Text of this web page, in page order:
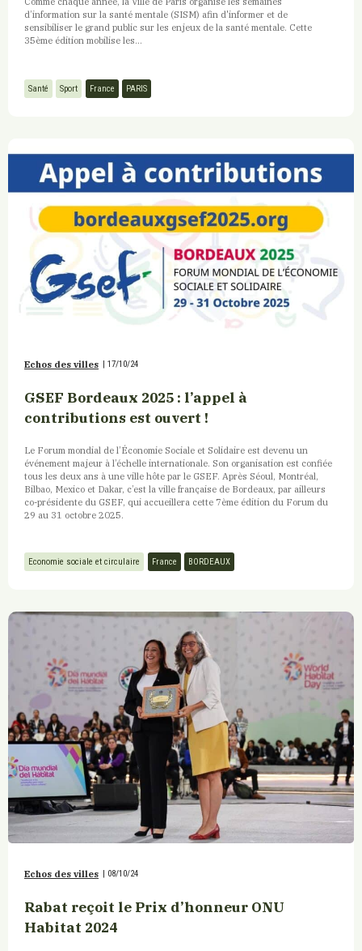
d’information sur la santé mentale (SISM) afin d'informer et de
sensibiliser le grand public sur les enjeux de la santé mentale. Cette
35ème édition mobilise les...
Santé Sport France PARIS
Echos des villes | 17/10/24
GSEF Bordeaux 2025 : l’appel à
contributions est ouvert !
Le Forum mondial de l’Économie Sociale et Solidaire est devenu un
événement majeur à l’échelle internationale. Son organisation est confiée
tous les deux ans à une ville hôte par le GSEF. Après Séoul, Montréal,
Bilbao, Mexico et Dakar, c’est la ville française de Bordeaux, par ailleurs
co-présidente du GSEF, qui accueillera cette 7ème édition du Forum du
29 au 31 octobre 2025.
Economie sociale et circulaire France BORDEAUX
Echos des villes | 08/10/24
Rabat reçoit le Prix d’honneur ONU
Habitat 2024